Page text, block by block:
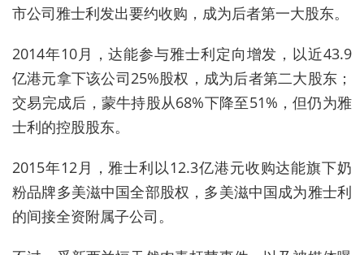
市公司雅士利发出要约收购，成为后者第一大股东。
2014年10月，达能参与雅士利定向增发，以近43.9
亿港元拿下该公司25%股权，成为后者第二大股东；
交易完成后，蒙牛持股从68%下降至51%，但仍为雅
士利的控股股东。
2015年12月，雅士利以12.3亿港元收购达能旗下奶
粉品牌多美滋中国全部股权，多美滋中国成为雅士利
的间接全资附属子公司。